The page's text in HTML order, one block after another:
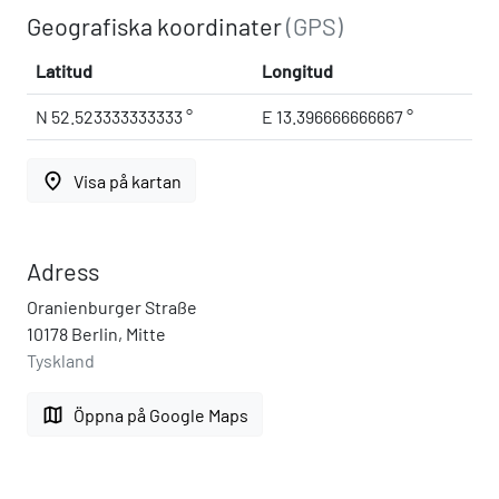
Geografiska koordinater(GPS)
Latitud Longitud
N 52.523333333333 ° E 13.396666666667 °
place Visa på kartan
Adress
Oranienburger Straße
10178 Berlin, Mitte
Tyskland
map Öppna på Google Maps